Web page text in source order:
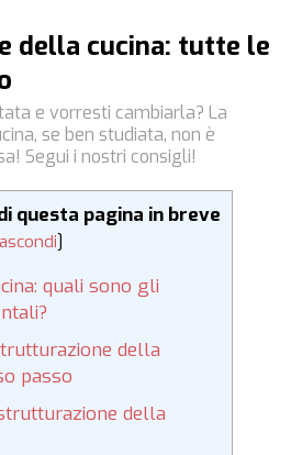
della cucina: tutte le
e vorresti cambiarla? La
se ben studiata, non è
Segui i nostri consigli!
questa pagina in breve
]
quali sono gli
della
passo
della